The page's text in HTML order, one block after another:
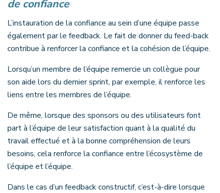
de confiance
L’instauration de la confiance au sein d’une équipe passe
également par le feedback. Le fait de donner du feed-back
contribue à renforcer la confiance et la cohésion de l’équipe.
Lorsqu’un membre de l’équipe remercie un collègue pour
son aide lors du dernier sprint, par exemple, il renforce les
liens entre les membres de l’équipe.
De même, lorsque des sponsors ou des utilisateurs font
part à l’équipe de leur satisfaction quant à la qualité du
travail effectué et à la bonne compréhension de leurs
besoins, cela renforce la confiance entre l’écosystème de
l’équipe et l’équipe.
Dans le cas d’un feedback constructif, c’est-à-dire lorsque